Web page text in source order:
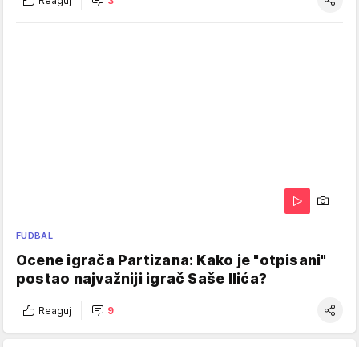
FUDBAL
Ocene igrača Partizana: Kako je "otpisani"
postao najvažniji igrač Saše Ilića?
Reaguj 9